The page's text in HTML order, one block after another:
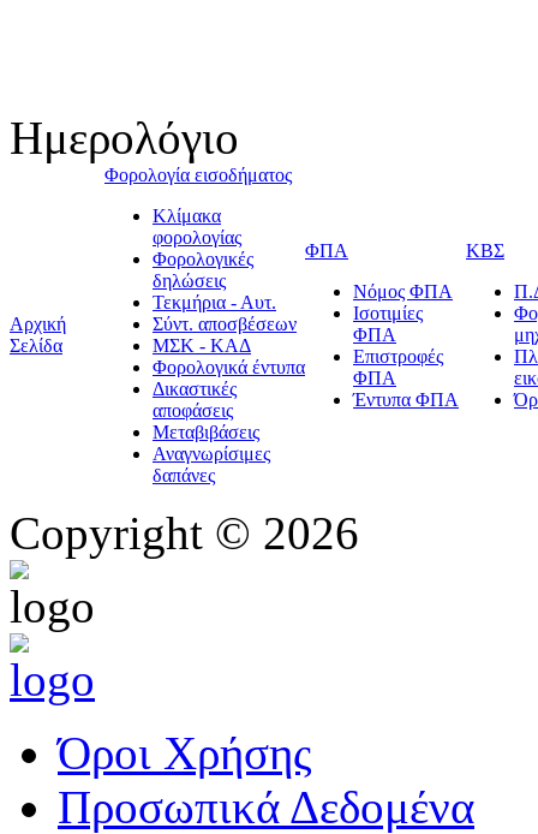
Ημερολόγιο
Αρχική
Σελίδα
Φορολογία εισοδήματος
Κλίμακα
φορολογίας
Φορολογικές
δηλώσεις
Τεκμήρια - Αυτ.
Σύντ. αποσβέσεων
ΜΣΚ - ΚΑΔ
Φορολογικά έντυπα
Δικαστικές
αποφάσεις
Μεταβιβάσεις
Αναγνωρίσιμες
δαπάνες
ΦΠΑ
Νόμος ΦΠΑ
Ισοτιμίες
ΦΠΑ
Επιστροφές
ΦΠΑ
Έντυπα ΦΠΑ
ΚΒΣ
Copyright © 2026
Όροι Χρήσης
Προσωπικά Δεδομένα